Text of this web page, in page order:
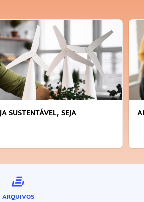
SUSTENTÁVEL, SEJA
ARQUIVOS